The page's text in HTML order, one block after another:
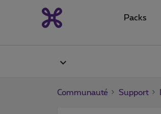
Packs
Communauté Support